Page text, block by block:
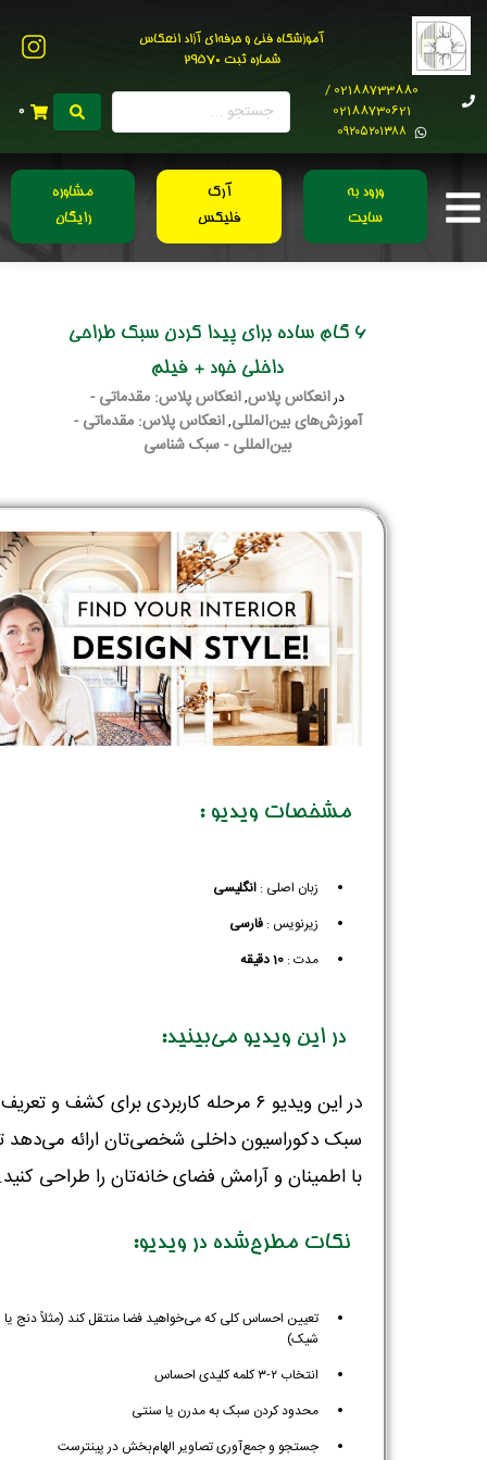
آموزشگاه فنی و حرفه‌ای آزاد انعکاس
شماره ثبت 29570
02188733880 /
02188730621
0۹۲۰۵۲۰۱۳۸۸
0
ورود به
سایت
آرک
فلیکس
مشاوره
رایگان
6 گام ساده برای پیدا کردن سبک طراحی
داخلی خود + فیلم
درانعکاس پلاس,انعکاس پلاس: مقدماتی -
آموزش‌های بین‌المللی,انعکاس پلاس: مقدماتی -
بین‌المللی - سبک شناسی
مشخصات ویدیو :
زبان اصلی : انگلیسی
زیرنویس :‌ فارسی
مدت : 10 دقیقه
در این ویدیو می‌بینید:
در این ویدیو ۶ مرحله کاربردی برای کشف و تعریف
سبک دکوراسیون داخلی شخصی‌تان ارائه می‌دهد
با اطمینان و آرامش فضای خانه‌تان را طراحی کنید.
نکات مطرح‌شده در ویدیو:
تعیین احساس کلی که می‌خواهید فضا منتقل کند (مثلاً دنج یا
شیک)
انتخاب ۲-۳ کلمه کلیدی احساس
محدود کردن سبک به مدرن یا سنتی
جستجو و جمع‌آوری تصاویر الهام‌بخش در پینترست